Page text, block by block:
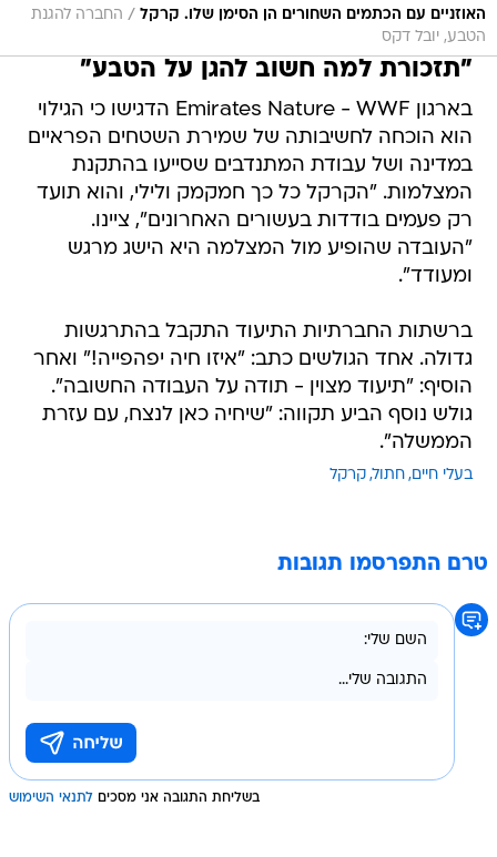
האוזניים עם הכתמים השחורים הן הסימן שלו. קרקל / החברה להגנת
הטבע, יובל דקס
"תזכורת למה חשוב להגן על הטבע"
בארגון Emirates Nature - WWF הדגישו כי הגילוי
הוא הוכחה לחשיבותה של שמירת השטחים הפראיים
במדינה ושל עבודת המתנדבים שסייעו בהתקנת
המצלמות. "הקרקל כל כך חמקמק ולילי, והוא תועד
רק פעמים בודדות בעשורים האחרונים", ציינו.
"העובדה שהופיע מול המצלמה היא הישג מרגש
ומעודד".
ברשתות החברתיות התיעוד התקבל בהתרגשות
גדולה. אחד הגולשים כתב: "איזו חיה יפהפייה!" ואחר
הוסיף: "תיעוד מצוין - תודה על העבודה החשובה".
גולש נוסף הביע תקווה: "שיחיה כאן לנצח, עם עזרת
הממשלה".
בעלי חיים חתול קרקל
טרם התפרסמו תגובות
בשליחת התגובה אני מסכים לתנאי השימוש